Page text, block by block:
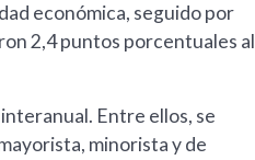
económica, seguido por
2,4 puntos porcentuales al
Entre ellos, se
minorista y de